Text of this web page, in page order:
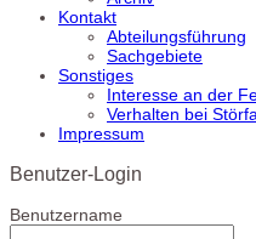
Kontakt
Abteilungsführung
Sachgebiete
Sonstiges
Interesse an der
Verhalten bei
Impressum
Benutzer-Login
Benutzername